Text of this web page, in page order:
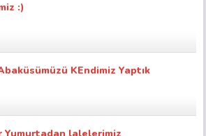
:)
KEndimiz Yaptık